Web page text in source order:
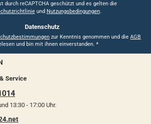
durch reCAPTCHA geschützt und es gelten die
und Nutzungsbedingungen.
Datenschutz
zur Kenntnis genommen und dieAGB
und bin mit ihnen einverstanden. *
Service
13:30 - 17:00 Uhr.